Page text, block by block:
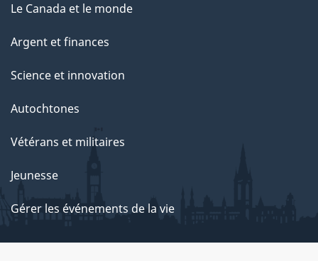
Le Canada et le monde
Argent et finances
Science et innovation
Autochtones
Vétérans et militaires
Jeunesse
Gérer les événements de la vie